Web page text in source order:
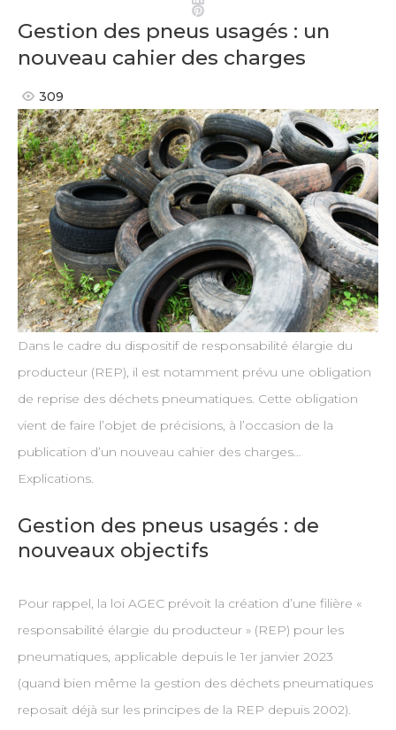
Pinterest
Gestion des pneus usagés : un
nouveau cahier des charges
309
Dans le cadre du dispositif de responsabilité élargie du
producteur (REP), il est notamment prévu une obligation
de reprise des déchets pneumatiques. Cette obligation
vient de faire l’objet de précisions, à l’occasion de la
publication d’un nouveau cahier des charges…
Explications.
Gestion des pneus usagés : de
nouveaux objectifs
Pour rappel, la loi AGEC prévoit la création d’une filière «
responsabilité élargie du producteur » (REP) pour les
pneumatiques, applicable depuis le 1er janvier 2023
(quand bien même la gestion des déchets pneumatiques
reposait déjà sur les principes de la REP depuis 2002).